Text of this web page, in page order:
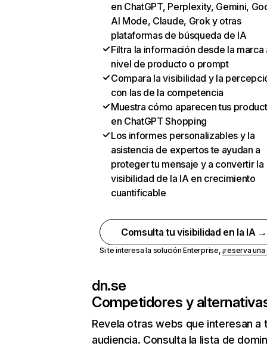
en ChatGPT, Perplexity, Gemini,
AI Mode, Claude, Grok y otras
plataformas de búsqueda de IA
Filtra la información desde la marca
nivel de producto o prompt
Compara la visibilidad y la
con las de la competencia
Muestra cómo aparecen tus
en ChatGPT Shopping
Los informes personalizables y la
asistencia de expertos te ayudan a
proteger tu mensaje y a convertir la
visibilidad de la IA en crecimiento
cuantificable
Comsulta tu visibilidad en la IA →
Si te interesa la solución Enterprise,¡reserva
dn.se
Competidores y
Revela otras webs que interesan a
audiencia. Consulta la lista de